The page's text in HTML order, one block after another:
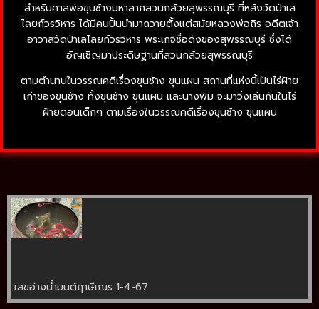
สำหรับศาลพ่อขุนช้างมหาลาภสวนกล้วยสุพรรณบุรี ที่หลังวัดป่าเล
ไลยก์วรวิหาร ได้มีคนปั้นนำมาถวายตั้งแต่สมัยหลวงพ่อถิร อดีตเจ้า
อาวาสวัดป่าเลไลยก์วรวิหาร พระเกจิชื่อดังของสุพรรณบุรี ซึ่งได้
อัญเชิญมาประดิษฐานที่สวนกล้วยสุพรรณบุรี
ตามตำนานในวรรณคดีเรื่องขุนช้าง ขุนแผน สถานที่แห่งนี้เป็นไร่ฝ้าย
เก่าของขุนช้าง ทั้งขุนช้าง ขุนแผน และนางพิม จะมาวิ่งเล่นกันในไร่
ฝ้ายตอนเด็กๆ ตามเรื่องในวรรณคดีเรื่องขุนช้าง ขุนแผน
เลขอ่างน้ำมนต์ฤาษีเณร 1-4-67